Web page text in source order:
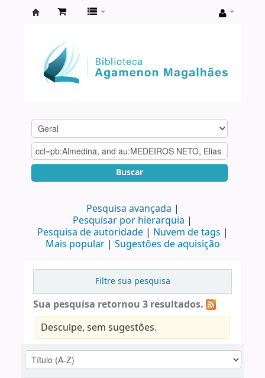
Agamenon
Magalhães
Buscar
Pesquisa avançada
Pesquisar por hierarquia
Pesquisa de autoridade
Nuvem de tags
Mais popular
Sugestões de aquisição
Filtre sua pesquisa
Sua pesquisa retornou 3 resultados.
Desculpe, sem sugestões.